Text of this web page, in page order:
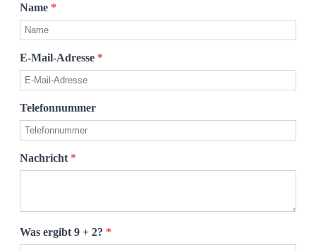
Name *
E-Mail-Adresse *
Telefonnummer
Nachricht *
Was ergibt 9 + 2? *